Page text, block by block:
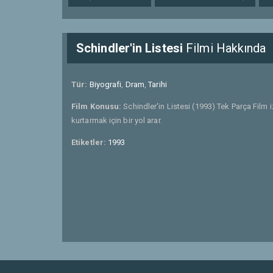
Schindler'in Listesi Filmi Hakkında
Tür: Biyografi, Dram,Tarihi
Film Konusu:Schindler'in Listesi (1993) Tek Parça Film
kurtarmak için bir yol arar.
Etiketler: 1993